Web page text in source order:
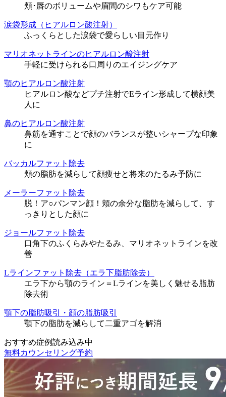
頬･唇のボリュームや眉間のシワもケア可能
涙袋形成（ヒアルロン酸注射）
ふっくらとした涙袋で愛らしい目元作り
マリオネットラインのヒアルロン酸注射
手軽に受けられる口周りのエイジングケア
顎のヒアルロン酸注射
ヒアルロン酸などプチ注射でEライン形成して横顔美
人に
鼻のヒアルロン酸注射
鼻筋を通すことで顔のバランスが整いシャープな印象
に
バッカルファット除去
頬の脂肪を減らして顔痩せと将来のたるみ予防に
メーラーファット除去
脱！ア○パンマン顔！頬の余分な脂肪を減らして、す
っきりとした顔に
ジョールファット除去
口角下のふくらみやたるみ、マリオネットラインを改
善
Lラインファット除去（エラ下脂肪除去）
エラ下から顎のライン＝Lラインを美しく魅せる脂肪
除去術
顎下の脂肪吸引・顔の脂肪吸引
顎下の脂肪を減らして二重アゴを解消
おすすめ症例読み込み中
無料カウンセリング予約